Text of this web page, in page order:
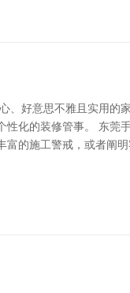
好意思不雅且实用的
化的装修管事。 东莞
的施工警戒，或者阐